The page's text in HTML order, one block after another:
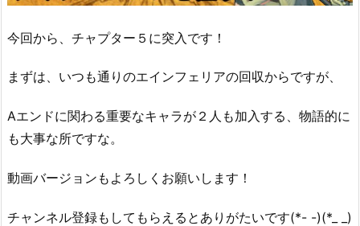
今回から、チャプター５に突入です！
まずは、いつも通りのエインフェリアの回収からですが、
Aエンドに関わる重要なキャラが２人も加入する、物語的に
も大事な所ですな。
動画バージョンもよろしくお願いします！
チャンネル登録もしてもらえるとありがたいです(*- -)(*_ _)